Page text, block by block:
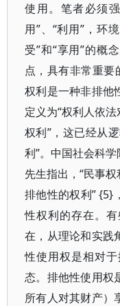
使用。笔者必须
用”、“利用”，环
受”和“享用”的概
点，具有非常重
权利是一种非排他
定义为“权利人依
权利”，这已经从
利”。中国社会科
先生指出，“民事
排他性的权利” {5}
性权利的存在。
在，从理论和实践
性使用权是相对
态。排他性使用权
所有人对其财产）